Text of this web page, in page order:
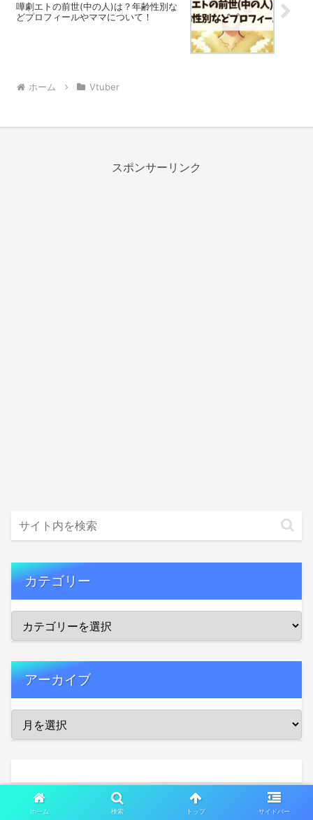
嘩劇エトの前世(中の人)は？年齢性別な
どプロフィールやママについて！
ホーム Vtuber
スポンサーリンク
カテゴリー
アーカイブ
スポンサーリンク
ホーム 検索 トップ サイドバー